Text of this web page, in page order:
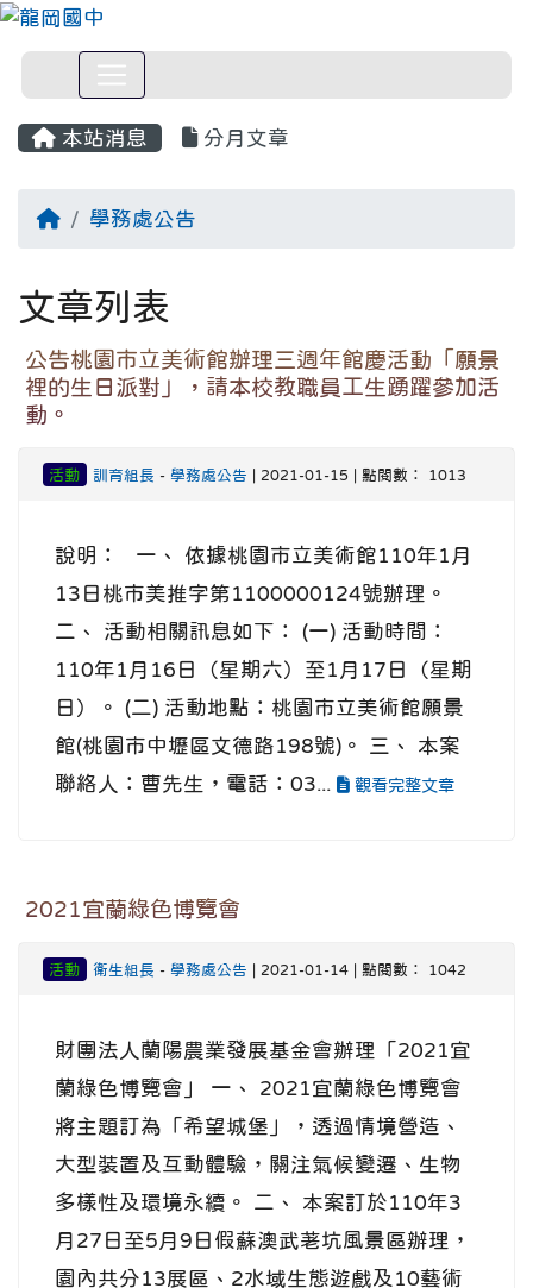
本站消息 分月文章
回首頁學務處公告
文章列表
公告桃園市立美術館辦理三週年館慶活動「願景
裡的生日派對」，請本校教職員工生踴躍參加活
動。
活動 訓育組長 - 學務處公告 | 2021-01-15 | 點閱數： 1013
說明： 一、 依據桃園市立美術館110年1月
13日桃市美推字第1100000124號辦理。
二、 活動相關訊息如下： (一) 活動時間：
110年1月16日（星期六）至1月17日（星期
日）。 (二) 活動地點：桃園市立美術館願景
館(桃園市中壢區文德路198號)。 三、 本案
聯絡人：曹先生，電話：03...
觀看完整文章
2021宜蘭綠色博覽會
活動 衛生組長 - 學務處公告 | 2021-01-14 | 點閱數： 1042
財團法人蘭陽農業發展基金會辦理「2021宜
蘭綠色博覽會」 一、 2021宜蘭綠色博覽會
將主題訂為「希望城堡」，透過情境營造、
大型裝置及互動體驗，關注氣候變遷、生物
多樣性及環境永續。 二、 本案訂於110年3
月27日至5月9日假蘇澳武荖坑風景區辦理，
園內共分13展區、2水域生態遊戲及10藝術